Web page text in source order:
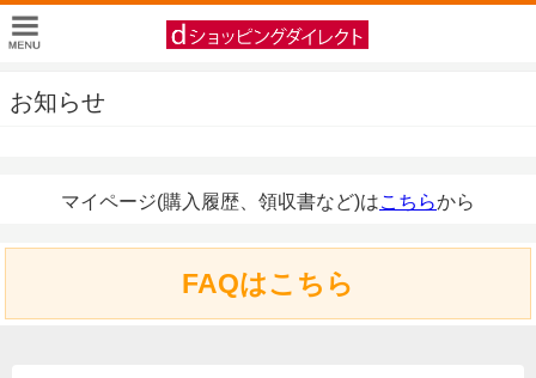
お知らせ
マイページ(購入履歴、領収書など)はこちらから
FAQはこちら